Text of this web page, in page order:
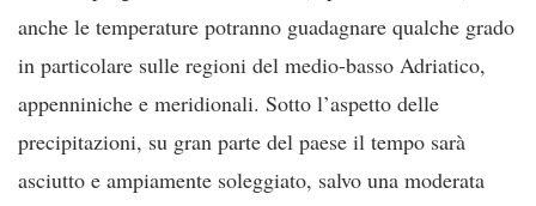
anche le temperature potranno guadagnare qualche grado
in particolare sulle regioni del medio-basso Adriatico,
appenniniche e meridionali. Sotto l’aspetto delle
precipitazioni, su gran parte del paese il tempo sarà
asciutto e ampiamente soleggiato, salvo una moderata